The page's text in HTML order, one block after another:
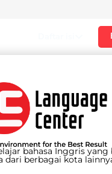
bahasa Inggris yang
dari berbagai kota